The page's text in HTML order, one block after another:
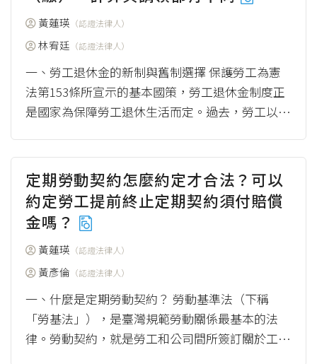
黃蓮瑛 （認證法律人）
林宥廷 （認證法律人）
一、勞工退休金的新制與舊制選擇 保護勞工為憲
法第153條所宣示的基本國策，勞工退休金制度正
是國家為保障勞工退休生活而定。過去，勞工以
定期勞動契約怎麼約定才合法？可以
約定勞工提前終止定期契約須付賠償
金嗎？
黃蓮瑛 （認證法律人）
黃彥倫 （認證法律人）
一、什麼是定期勞動契約？ 勞動基準法（下稱
「勞基法」），是臺灣規範勞動關係最基本的法
律。勞動契約，就是勞工和公司間所簽訂關於工作